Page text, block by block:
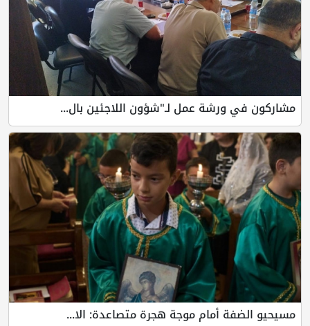
مشاركون في ورشة عمل لـ"شؤون اللاجئين بال...
مسيحيو الضفة أمام موجة هجرة متصاعدة: الا...